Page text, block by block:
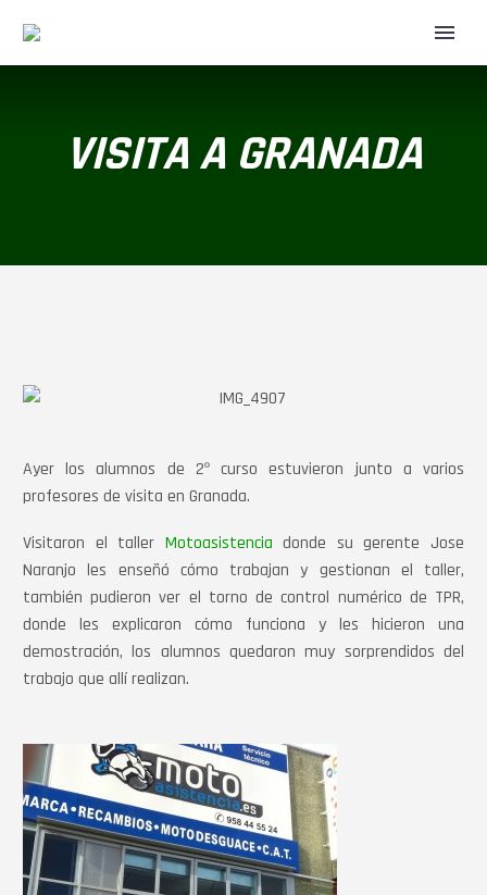
VISITA A GRANADA
Ayer los alumnos de 2º curso estuvieron junto a varios
profesores de visita en Granada.
Visitaron el taller Motoasistencia donde su gerente Jose
Naranjo les enseñó cómo trabajan y gestionan el taller,
también pudieron ver el torno de control numérico de TPR,
donde les explicaron cómo funciona y les hicieron una
demostración, los alumnos quedaron muy sorprendidos del
trabajo que allí realizan.